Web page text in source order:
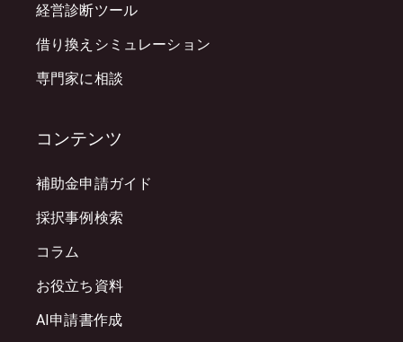
経営診断ツール
借り換えシミュレーション
専門家に相談
コンテンツ
補助金申請ガイド
採択事例検索
コラム
お役立ち資料
AI申請書作成